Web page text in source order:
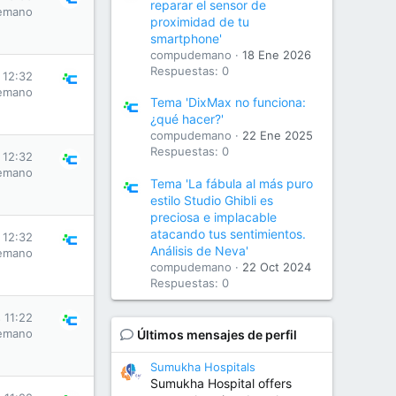
reparar el sensor de
proximidad de tu
smartphone'
compudemano
18 Ene 2026
Respuestas: 0
Tema 'DixMax no funciona:
¿qué hacer?'
compudemano
22 Ene 2025
Respuestas: 0
Tema 'La fábula al más puro
estilo Studio Ghibli es
preciosa e implacable
atacando tus sentimientos.
Análisis de Neva'
compudemano
22 Oct 2024
Respuestas: 0
Últimos mensajes de perfil
Sumukha Hospitals
Sumukha Hospital offers